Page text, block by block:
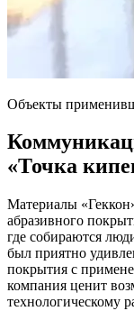
Объекты
«Точка
Материалы
абразивного
где собираются
был приятно
покрытия с
компания ценит
технологическому